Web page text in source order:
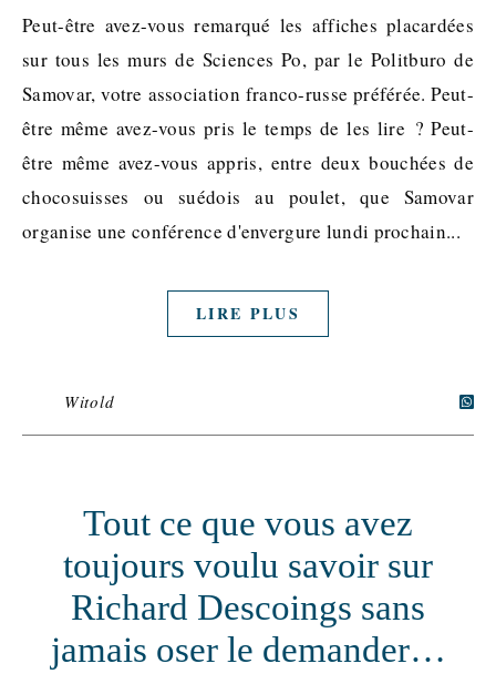
Peut-être avez-vous remarqué les affiches placardées
sur tous les murs de Sciences Po, par le Politburo de
Samovar, votre association franco-russe préférée. Peut-
être même avez-vous pris le temps de les lire ? Peut-
être même avez-vous appris, entre deux bouchées de
chocosuisses ou suédois au poulet, que Samovar
organise une conférence d'envergure lundi prochain...
LIRE PLUS
Witold
Tout ce que vous avez
toujours voulu savoir sur
Richard Descoings sans
jamais oser le demander…